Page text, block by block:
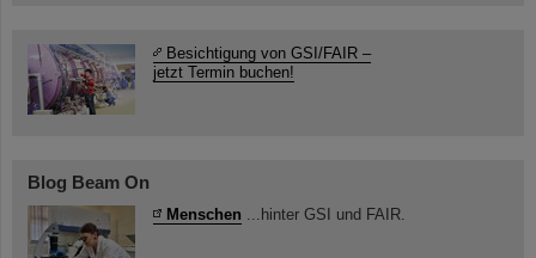
Besichtigung von GSI/FAIR –
jetzt Termin buchen!
Blog Beam On
Menschen ...hinter GSI und FAIR.